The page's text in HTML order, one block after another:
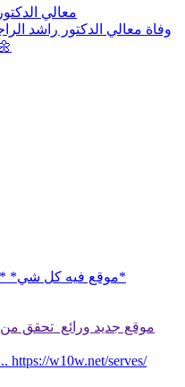
معالي
وفاة معالي الدكتور راشد
🌼من أشهر
موقع جديد ورائع تحقق
الخدمات الإلكترونيه السعوديه .. https://w10w.net/serves/